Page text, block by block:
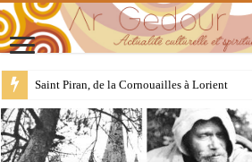
28 juillet : Saint Samson de Dol, père de la